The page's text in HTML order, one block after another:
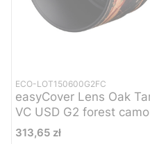
ECO-LOT150600G2FC
easyCover Lens Oak
VC USD G2 forest
Cena
313,65 zł